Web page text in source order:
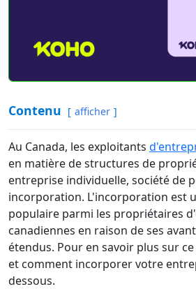
Contenu afficher
Au Canada, les exploitants
en matière de structures de
entreprise individuelle, société de
incorporation. L'incorporation est
populaire parmi les propriétaires
canadiennes en raison de ses
étendus. Pour en savoir plus sur
et comment incorporer votre
dessous.